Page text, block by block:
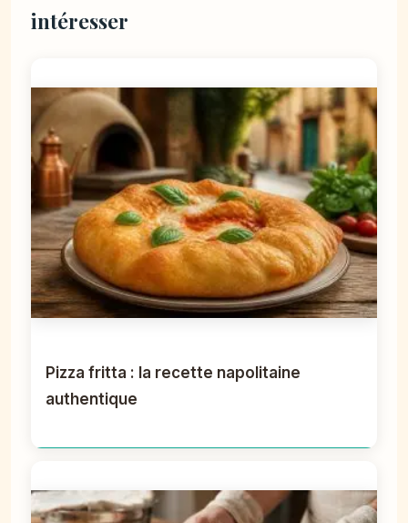
intéresser
Pizza fritta : la recette napolitaine
authentique